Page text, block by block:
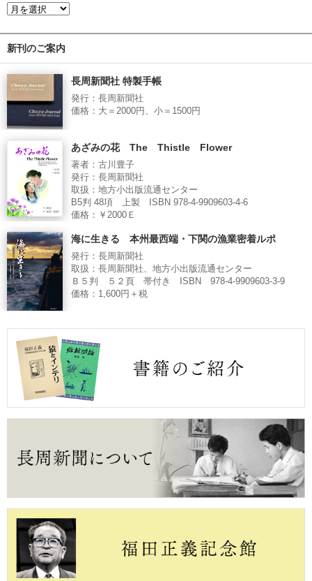
新刊のご案内
長周新聞社 特製手帳
発行：長周新聞社
価格：大＝2000円、小＝1500円
あざみの花 The Thistle Flower
著者：古川豊子
発行：長周新聞社
取扱：地方小出版流通センター
B5判 48項 上製 ISBN 978-4-9909603-4-6
価格：￥2000Ｅ
海に生きる 本州最西端・下関の漁業密着ルポ
発行：長周新聞社
取扱：長周新聞社、地方小出版流通センター
Ｂ５判 ５２頁 帯付き ISBN 978-4-9909603-3-9
価格：1,600円＋税